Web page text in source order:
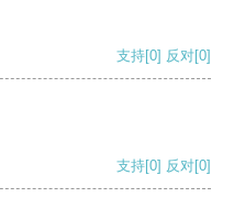
支持[0] 反对[0]
支持[0] 反对[0]